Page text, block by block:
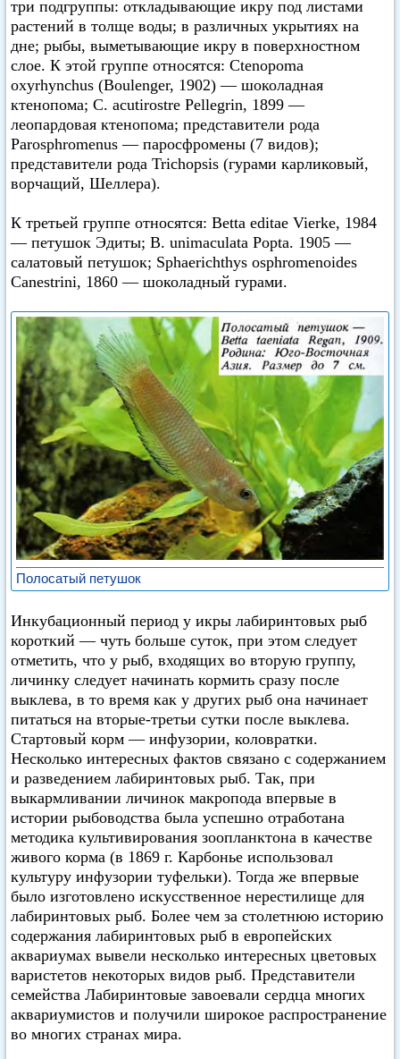
три подгруппы: откладывающие икру под листами
растений в толще воды; в различных укрытиях на
дне; рыбы, выметывающие икру в поверхностном
слое. К этой группе относятся: Ctenopoma
oxyrhynchus (Boulenger, 1902) — шоколадная
ктенопома; С. acutirostre Pellegrin, 1899 —
леопардовая ктенопома; представители рода
Parosphromenus — паросфромены (7 видов);
представители рода Trichopsis (гурами карликовый,
ворчащий, Шеллера).
К третьей группе относятся: Betta editae Vierke, 1984
— петушок Эдиты; В. unimaculata Popta. 1905 —
салатовый петушок; Sphaerichthys osphromenoides
Canestrini, 1860 — шоколадный гурами.
Полосатый петушок
Инкубационный период у икры лабиринтовых рыб
короткий — чуть больше суток, при этом следует
отметить, что у рыб, входящих во вторую группу,
личинку следует начинать кормить сразу после
выклева, в то время как у других рыб она начинает
питаться на вторые-третьи сутки после выклева.
Стартовый корм — инфузории, коловратки.
Несколько интересных фактов связано с содержанием
и разведением лабиринтовых рыб. Так, при
выкармливании личинок макропода впервые в
истории рыбоводства была успешно отработана
методика культивирования зоопланктона в качестве
живого корма (в 1869 г. Карбонье использовал
культуру инфузории туфельки). Тогда же впервые
было изготовлено искусственное нерестилище для
лабиринтовых рыб. Более чем за столетнюю историю
содержания лабиринтовых рыб в европейских
аквариумах вывели несколько интересных цветовых
варистетов некоторых видов рыб. Представители
семейства Лабиринтовые завоевали сердца многих
аквариумистов и получили широкое распространение
во многих странах мира.